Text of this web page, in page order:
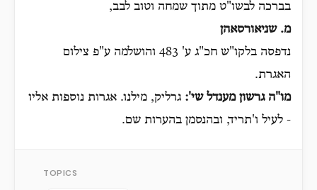
בברכה לבשו"ט מתוך שמחה וטוב לבב,
מ. שניאורסאהן
נדפסה בלקו"ש חכ"ג ע' 483 והושלמה ע"פ צילום
האגרת.
מו"ה גרשון מענדל שי': גרליק, מילנו. אגרות נוספות אליו
- לעיל ו'תריד, ובהנסמן בהערות שם.
TOPICS